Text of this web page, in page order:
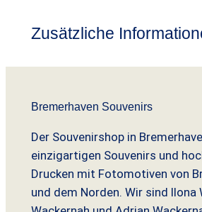
h
P
r
e
i
s
e
i
s
t
:
6
Zusätzliche
Bremerhaven Souvenirs
Der Souvenirshop in
einzigartigen Souvenirs und
Drucken mit Fotomotiven von
und dem Norden. Wir sind Ilona